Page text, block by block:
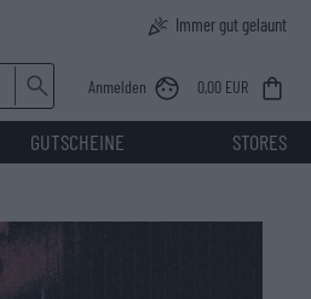
Immer gut gelaunt
Anmelden 0,00 EUR
GUTSCHEINE STORES